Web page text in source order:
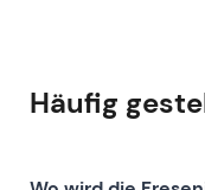
Häufig